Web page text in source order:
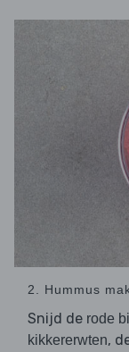
2. Hummus
Snijd de rode
kikkererwten,